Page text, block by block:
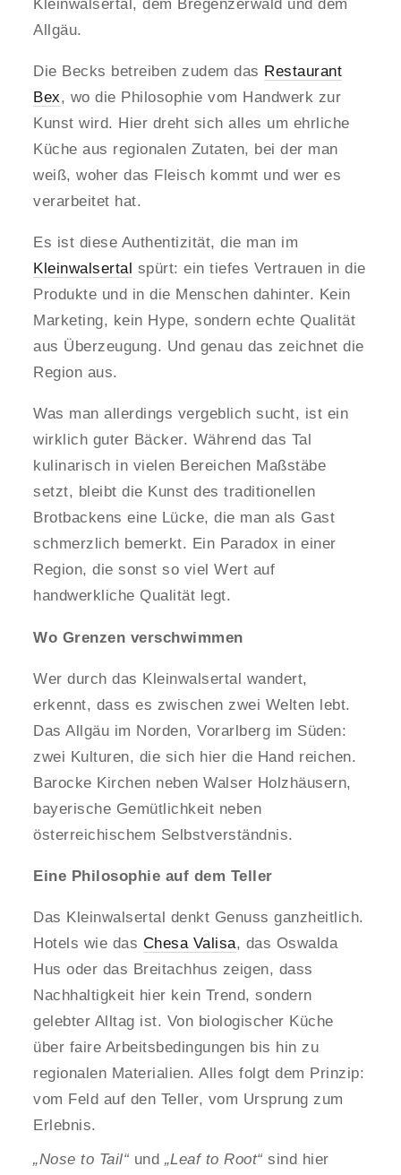
Kleinwalsertal, dem Bregenzerwald und dem
Allgäu.
Die Becks betreiben zudem das Restaurant
Bex, wo die Philosophie vom Handwerk zur
Kunst wird. Hier dreht sich alles um ehrliche
Küche aus regionalen Zutaten, bei der man
weiß, woher das Fleisch kommt und wer es
verarbeitet hat.
Es ist diese Authentizität, die man im
Kleinwalsertal spürt: ein tiefes Vertrauen in die
Produkte und in die Menschen dahinter. Kein
Marketing, kein Hype, sondern echte Qualität
aus Überzeugung. Und genau das zeichnet die
Region aus.
Was man allerdings vergeblich sucht, ist ein
wirklich guter Bäcker. Während das Tal
kulinarisch in vielen Bereichen Maßstäbe
setzt, bleibt die Kunst des traditionellen
Brotbackens eine Lücke, die man als Gast
schmerzlich bemerkt. Ein Paradox in einer
Region, die sonst so viel Wert auf
handwerkliche Qualität legt.
Wo Grenzen verschwimmen
Wer durch das Kleinwalsertal wandert,
erkennt, dass es zwischen zwei Welten lebt.
Das Allgäu im Norden, Vorarlberg im Süden:
zwei Kulturen, die sich hier die Hand reichen.
Barocke Kirchen neben Walser Holzhäusern,
bayerische Gemütlichkeit neben
österreichischem Selbstverständnis.
Eine Philosophie auf dem Teller
Das Kleinwalsertal denkt Genuss ganzheitlich.
Hotels wie das Chesa Valisa, das Oswalda
Hus oder das Breitachhus zeigen, dass
Nachhaltigkeit hier kein Trend, sondern
gelebter Alltag ist. Von biologischer Küche
über faire Arbeitsbedingungen bis hin zu
regionalen Materialien. Alles folgt dem Prinzip:
vom Feld auf den Teller, vom Ursprung zum
Erlebnis.
„Nose to Tail“ und „Leaf to Root“ sind hier